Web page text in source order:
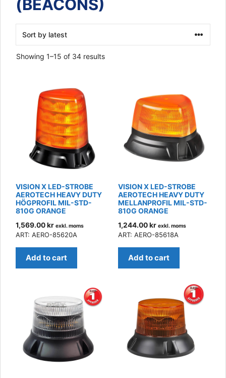
(BEACONS)
Showing 1–15 of 34 resultsSorted
VISION X LED-STROBE
AEROTECH HEAVY DUTY
HÖGPROFIL MIL-STD-
810G ORANGE
1,569.00kr exkl. moms
ART: AERO-85620A
Add to cart
VISION X LED-STROBE
AEROTECH HEAVY DUTY
MELLANPROFIL MIL-STD-
810G ORANGE
1,244.00kr exkl. moms
ART: AERO-85618A
Add to cart